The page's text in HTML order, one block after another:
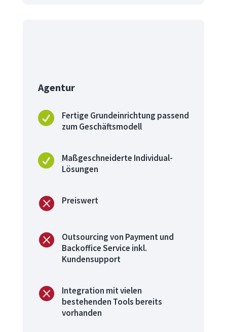
Agentur

Fertige Grundeinrichtung passend
zum Geschäftsmodell

Maßgeschneiderte Individual-
Lösungen
 Preiswert

Outsourcing von Payment und
Backoffice Service inkl.
Kundensupport

Integration mit vielen
bestehenden Tools bereits
vorhanden